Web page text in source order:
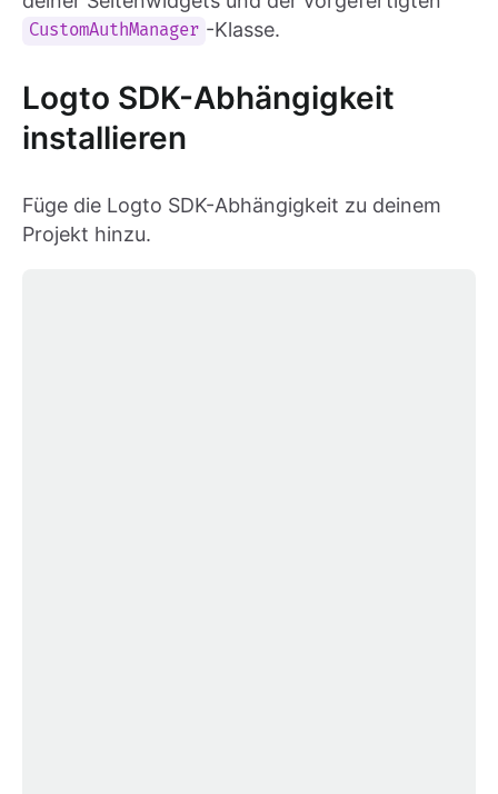
CustomAuthManager -Klasse.
Logto SDK-Abhängigkeit
installieren
Füge die Logto SDK-Abhängigkeit zu deinem
Projekt hinzu.